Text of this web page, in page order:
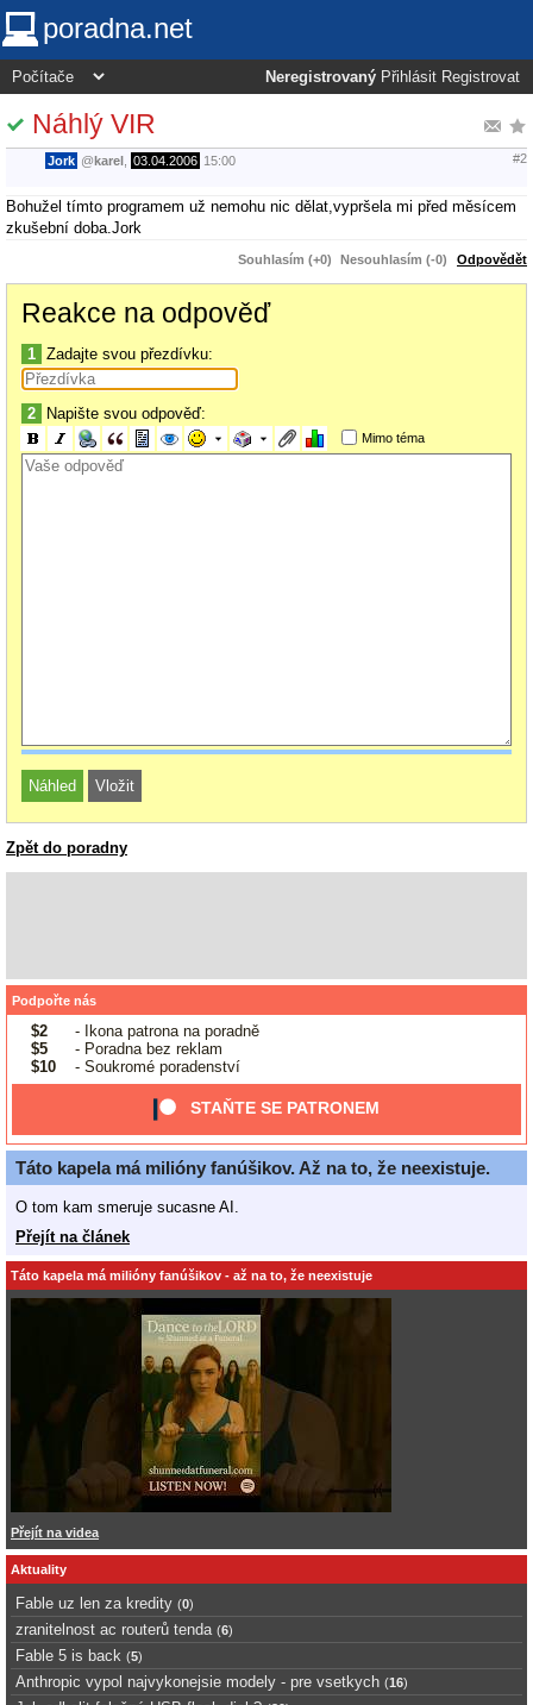
poradna.net
Neregistrovaný Přihlásit Registrovat
Náhlý VIR
Jork @karel 03.04.2006 15:00 #2
Bohužel tímto programem už nemohu nic dělat,vypršela mi před měsícem
zkušební doba.Jork
Souhlasím (+0) Nesouhlasím (-0) Odpovědět
Reakce na odpověď
1 Zadajte svou přezdívku:
2 Napište svou odpověď:
Mimo téma
Zpět do poradny
Podpořte nás
$2
- Ikona patrona na poradně
$5
- Poradna bez reklam
$10
- Soukromé poradenství
STAŇTE SE PATRONEM
Táto kapela má milióny fanúšikov. Až na to, že neexistuje.
O tom kam smeruje sucasne AI.
Přejít na článek
Táto kapela má milióny fanúšikov - až na to, že neexistuje
Přejít na videa
Aktuality
Fable uz len za kredity (0)
zranitelnost ac routerů tenda (6)
Fable 5 is back (5)
Anthropic vypol najvykonejsie modely - pre vsetkych (16)